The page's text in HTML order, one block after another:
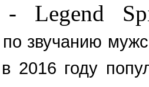
- Legend
по звучанию
2016 году